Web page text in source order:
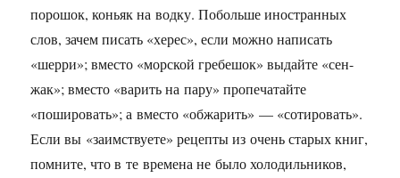
порошок, коньяк на водку. Побольше иностранных
слов, зачем писать «херес», если можно написать
«шерри»; вместо «морской гребешок» выдайте «сен-
жак»; вместо «варить на пару» пропечатайте
«пошировать»; а вместо «обжарить» — «сотировать».
Если вы «заимствуете» рецепты из очень старых книг,
помните, что в те времена не было холодильников,